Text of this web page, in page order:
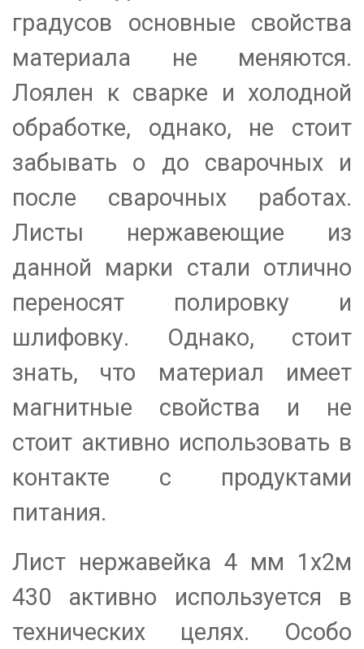
градусов основные свойства
материала не меняются.
Лоялен к сварке и холодной
обработке, однако, не стоит
забывать о до сварочных и
после сварочных работах.
Листы нержавеющие из
данной марки стали отлично
переносят полировку и
шлифовку. Однако, стоит
знать, что материал имеет
магнитные свойства и не
стоит активно использовать в
контакте с продуктами
питания.
Лист нержавейка 4 мм 1х2м
430 активно используется в
технических целях. Особо